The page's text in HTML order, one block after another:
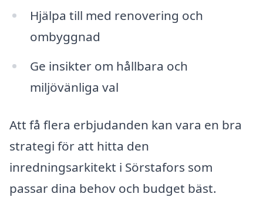
Hjälpa till med renovering och
ombyggnad
Ge insikter om hållbara och
miljövänliga val
Att få flera erbjudanden kan vara en bra
strategi för att hitta den
inredningsarkitekt i Sörstafors som
passar dina behov och budget bäst.